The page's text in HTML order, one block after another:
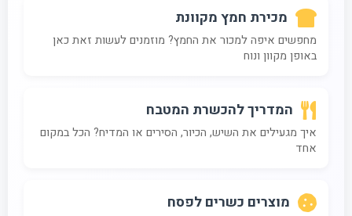
מכירת חמץ מקוונת
מחפשים איפה למכור את החמץ? מוזמנים לעשות זאת כאן
באופן מקוון ונוח
המדריך להכשרת המטבח
איך מגעילים את השיש, הכיור, הסירים או המדיח? הכל במקום
אחד
מוצרים כשרים לפסח